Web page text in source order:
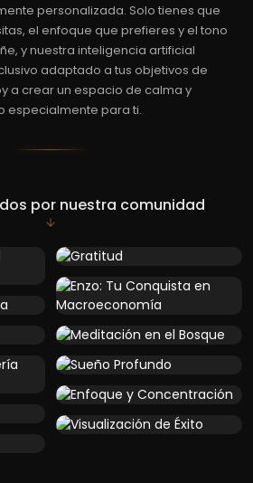
personalizada. Solo tienes que
el enfoque que prefieres y el tono
y nuestra inteligencia artificial
adaptado a tus objetivos de
a crear un espacio de calma y
especialmente para ti.
por nuestra comunidad